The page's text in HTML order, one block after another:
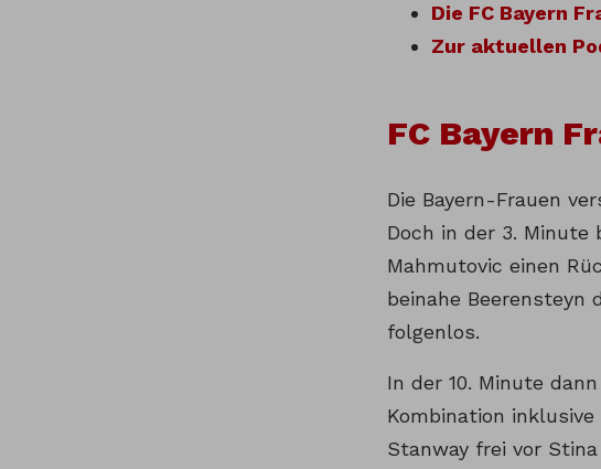
Die FC Bayern
Zur aktuellen
FC Bayern
Die Bayern-Frauen
Doch in der 3. Minute
Mahmutovic einen
beinahe Beerensteyn
folgenlos.
In der 10. Minute
Kombination
Stanway frei vor